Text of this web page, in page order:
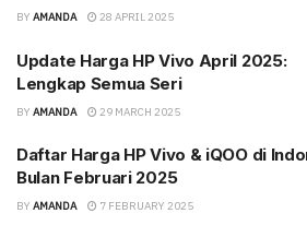
BY AMANDA 28 APRIL 2025
Update Harga HP Vivo April 2025:
Lengkap Semua Seri
BY AMANDA 29 MARCH 2025
Daftar Harga HP Vivo & iQOO di
Bulan Februari 2025
BY AMANDA 7 FEBRUARY 2025